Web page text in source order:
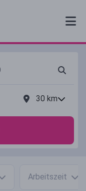
30 km
Arbeitszeit